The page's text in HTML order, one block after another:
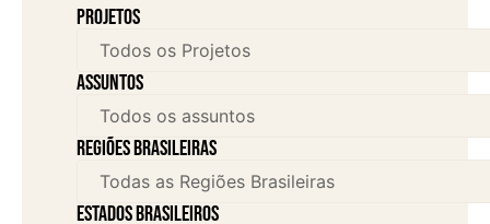
Projetos
assuntos
Regiões brasileiras
Estados brasileiros